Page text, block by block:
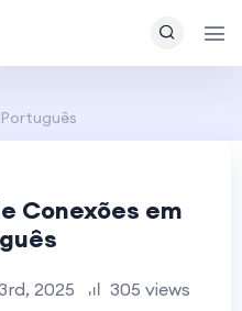
Conexões em
2025 305 views